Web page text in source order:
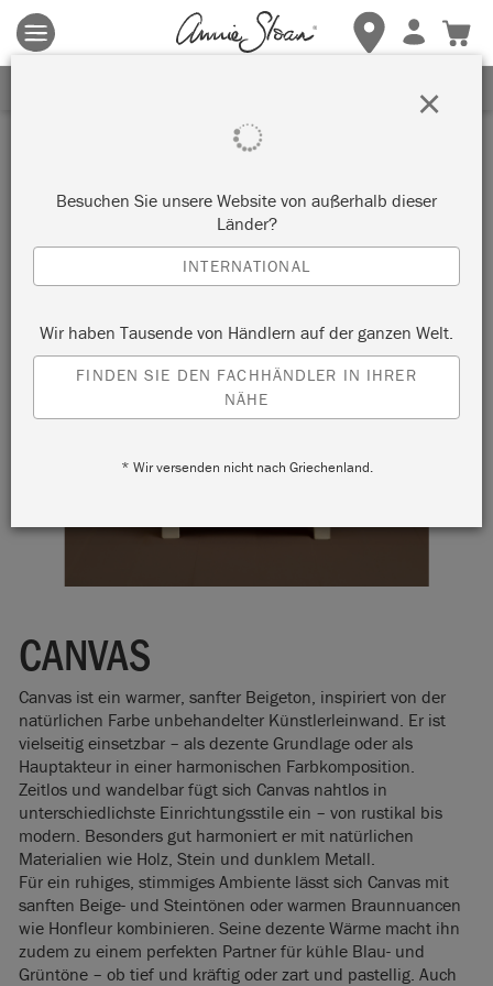
Es gelten die allgemeinen Geschäftsbedingungen.
hierfür weitere Informationen.
CANVAS
Canvas ist ein warmer, sanfter Beigeton, inspiriert von der
natürlichen Farbe unbehandelter Künstlerleinwand. Er ist
vielseitig einsetzbar – als dezente Grundlage oder als
Hauptakteur in einer harmonischen Farbkomposition.
Zeitlos und wandelbar fügt sich Canvas nahtlos in
unterschiedlichste Einrichtungsstile ein – von rustikal bis
modern. Besonders gut harmoniert er mit natürlichen
Materialien wie Holz, Stein und dunklem Metall.
Für ein ruhiges, stimmiges Ambiente lässt sich Canvas mit
sanften Beige- und Steintönen oder warmen Braunnuancen
wie Honfleur kombinieren. Seine dezente Wärme macht ihn
zudem zu einem perfekten Partner für kühle Blau- und
Grüntöne – ob tief und kräftig oder zart und pastellig. Auch
Besuchen Sie unsere Website von außerhalb dieser
Länder?
INTERNATIONAL
Wir haben Tausende von Händlern auf der ganzen Welt.
FINDEN SIE DEN FACHHÄNDLER IN IHRER
NÄHE
* Wir versenden nicht nach Griechenland.
×